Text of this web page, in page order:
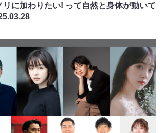
リに加わりたい! って自然と身体が動いて